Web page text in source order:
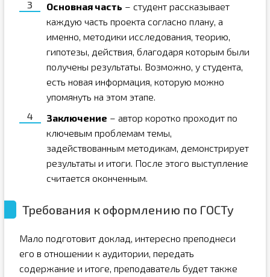
Основная часть – студент рассказывает
каждую часть проекта согласно плану, а
именно, методики исследования, теорию,
гипотезы, действия, благодаря которым были
получены результаты. Возможно, у студента,
есть новая информация, которую можно
упомянуть на этом этапе.
Заключение – автор коротко проходит по
ключевым проблемам темы,
задействованным методикам, демонстрирует
результаты и итоги. После этого выступление
считается оконченным.
Требования к оформлению по ГОСТу
Мало подготовит доклад, интересно преподнеси
его в отношении к аудитории, передать
содержание и итоге, преподаватель будет также